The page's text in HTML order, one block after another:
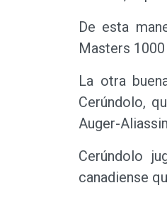
De esta
Masters
La otra
Cerúndolo,
Auger-
Cerúndolo
canadiense